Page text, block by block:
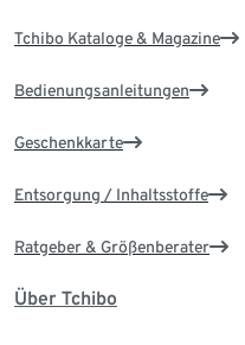
Tchibo Kataloge & Magazine
Bedienungsanleitungen
Geschenkkarte
Entsorgung / Inhaltsstoffe
Ratgeber & Größenberater
Über Tchibo